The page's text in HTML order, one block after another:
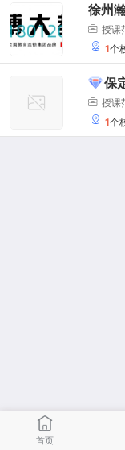
徐州
授课
1个
保
授课
1个
首页